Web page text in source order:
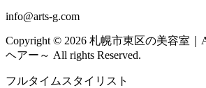
info@arts-g.com
Copyright © 2026 札幌市東区の美容室
ヘアー～ All rights Reserved.
フルタイムスタイリスト